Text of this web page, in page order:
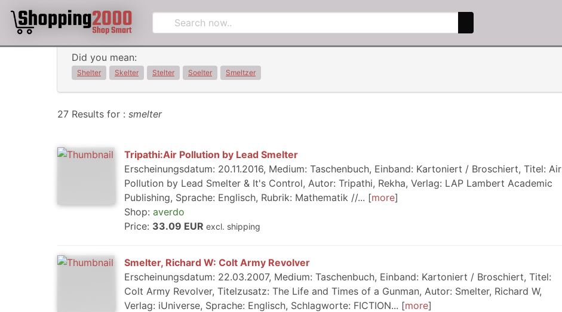
Did you mean:
Shelter Skelter Stelter Soelter Smeltzer
27 Results for : smelter
Tripathi:Air Pollution by Lead Smelter
Erscheinungsdatum: 20.11.2016, Medium: Taschenbuch, Einband: Kartoniert / Broschiert, Titel: Air
Pollution by Lead Smelter & It's Control, Autor: Tripathi, Rekha, Verlag: LAP Lambert Academic
Publishing, Sprache: Englisch, Rubrik: Mathematik //...
more
Shop: averdo
Price: 33.09 EUR excl. shipping
Smelter, Richard W: Colt Army Revolver
Erscheinungsdatum: 22.03.2007, Medium: Taschenbuch, Einband: Kartoniert / Broschiert, Titel:
Colt Army Revolver, Titelzusatz: The Life and Times of a Gunman, Autor: Smelter, Richard W,
Verlag: iUniverse, Sprache: Englisch, Schlagworte: FICTION...
more